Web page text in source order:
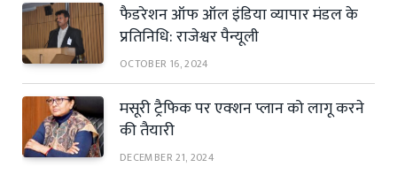
फैडरेशन ऑफ ऑल इंडिया व्यापार मंडल के
प्रतिनिधि: राजेश्वर पैन्यूली
OCTOBER 16, 2024
मसूरी ट्रैफिक पर एक्शन प्लान को लागू करने
की तैयारी
DECEMBER 21, 2024